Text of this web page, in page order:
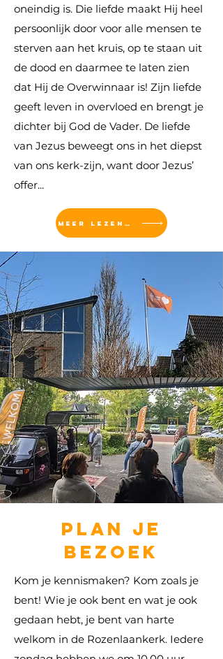
oneindig is. Die liefde maakt Hij heel
persoonlijk door voor alle mensen te
sterven aan het kruis, op te staan uit
de dood en daarmee te laten zien
dat Hij de Overwinnaar is! Zijn liefde
geeft leven in overvloed en brengt je
dichter bij God de Vader. De liefde
van Jezus beweegt ons in het diepst
van ons kerk-zijn, want door Jezus’
offer...
MEER LEZEN...
plan je
bezoek
Kom je kennismaken? Kom zoals je
bent! Wie je ook bent en wat je ook
gedaan hebt, je bent van harte
welkom in de Rozenlaankerk. Iedere